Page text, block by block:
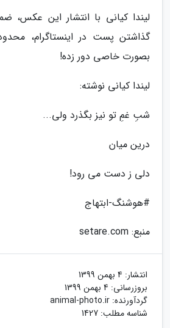
لیندا کیانی با انتشار این عکس،
گذاشتن پست در اینستاگرام،
بصورت خاصی دور زده!
لیندا کیانی نوشته:
شبِ غمِ تو نیز بگذرد ولی...
درین میان
دلی ز دست می رود!
#هوشنگ-ابتهاج
منبع: setare.com
انتشار: 4 بهمن 1399
بروزرسانی: 4 بهمن 1399
گردآورنده: animal-photo.ir
شناسه مطلب: 1427